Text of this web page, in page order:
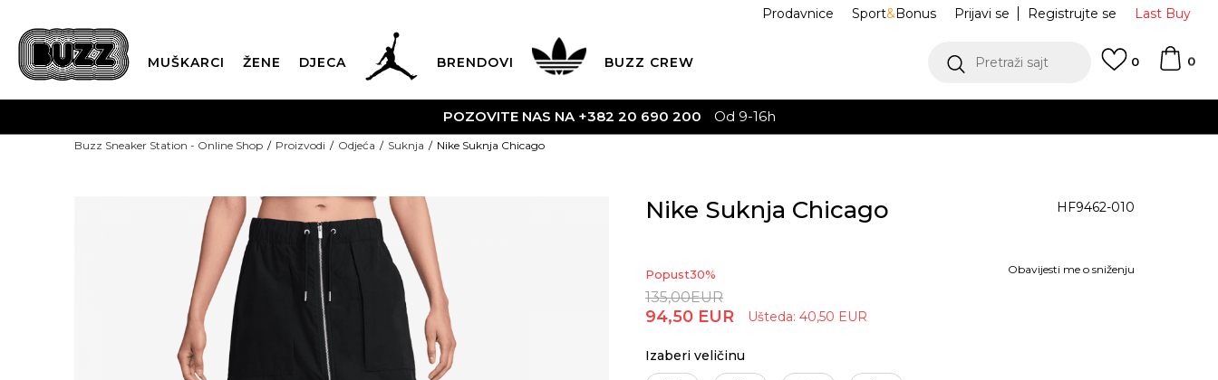
Last Buy
Prijavi se Registrujte se
Prodavnice Sport&Bonus
MUŠKARCI ŽENE DJECA BRENDOVI BUZZ CREW Pretraži sajt 0
0
POZOVITE NAS NA +382 20 690 200 Od 9-16h
Buzz Sneaker Station - Online Shop Proizvodi Odjeća Suknja Nike Suknja Chicago
Nike Suknja Chicago HF9462-010
Popust30%
135,00EUR
94,50 EUR Ušteda: 40,50 EUR
Obavijesti me o sniženju
Izaberi veličinu